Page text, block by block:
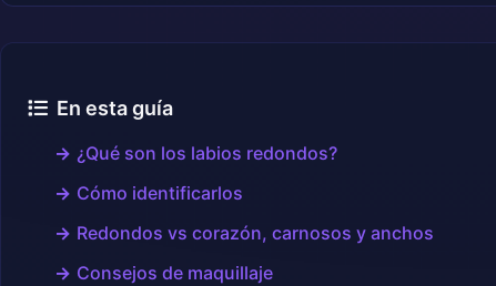
En esta guía
¿Qué son los labios redondos?
Cómo identificarlos
Redondos vs corazón, carnosos y anchos
Consejos de maquillaje